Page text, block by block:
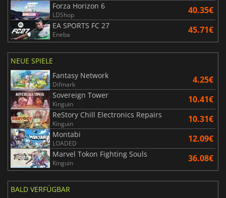
Forza Horizon 6
LDShop 40.35€
EA SPORTS FC 27
Eneba 45.71€
NEUE SPIELE
Fantasy Network
Difmark 4.25€
Sovereign Tower
Kinguin 10.41€
ReStory Chill Electronics Repairs
Kinguin 10.31€
Montabi
LOADED 12.09€
Marvel Tokon Fighting Souls
Kinguin 36.08€
BALD VERFÜGBAR